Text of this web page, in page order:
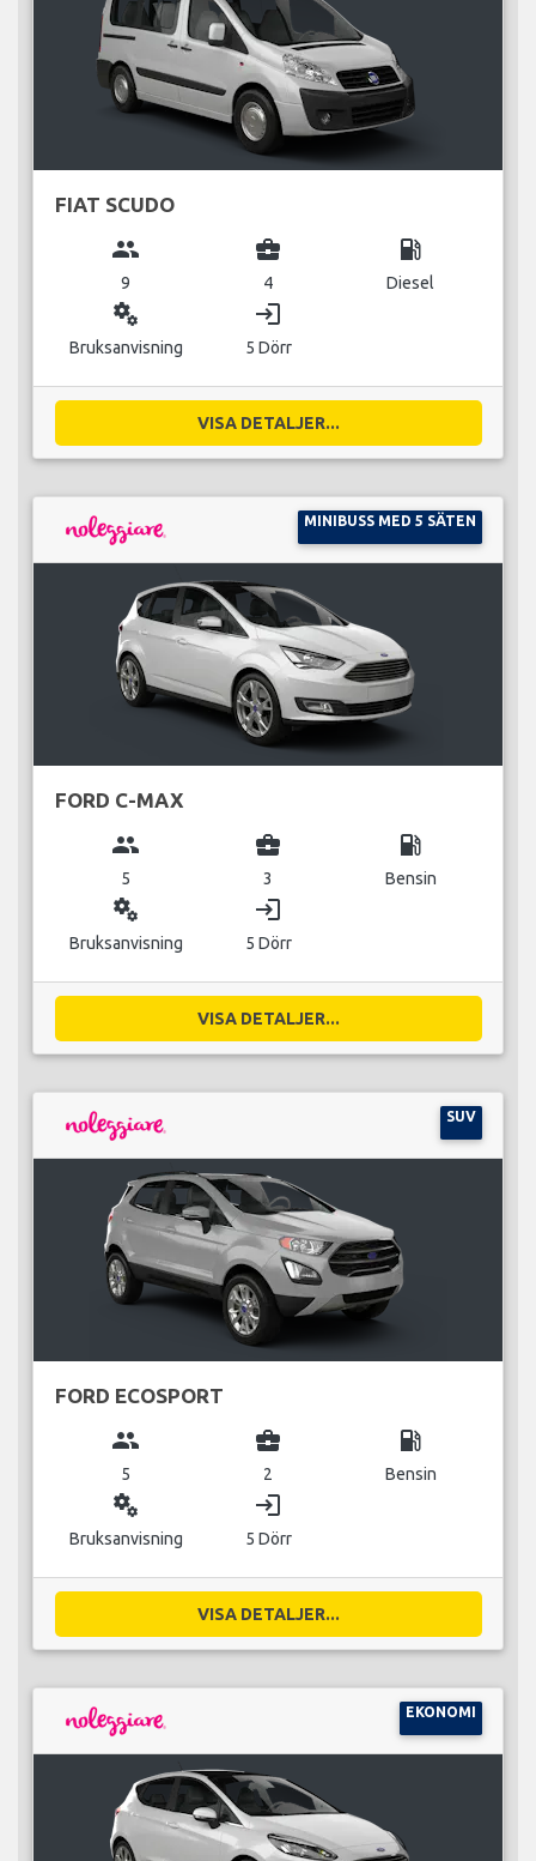
FIAT SCUDO
group
9
business_center
4
local_gas_station
Diesel
miscellaneous_services
Bruksanvisning
login
5 Dörr
VISA DETALJER...
MINIBUSS MED 5 SÄTEN
FORD C-MAX
group
5
business_center
3
local_gas_station
Bensin
miscellaneous_services
Bruksanvisning
login
5 Dörr
VISA DETALJER...
SUV
FORD ECOSPORT
group
5
business_center
2
local_gas_station
Bensin
miscellaneous_services
Bruksanvisning
login
5 Dörr
VISA DETALJER...
EKONOMI